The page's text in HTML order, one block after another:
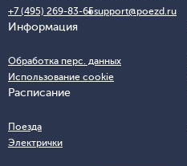
+7 (495) 269-83-65support@poezd.ru
Информация
Обработка перс. данных
Использование cookie
Расписание
Поезда
Электрички